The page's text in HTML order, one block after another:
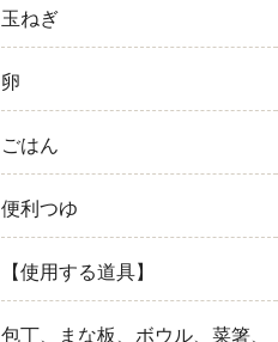
玉ねぎ
卵
ごはん
便利つゆ
【使用する道具】
包丁、まな板、ボウル、菜箸、